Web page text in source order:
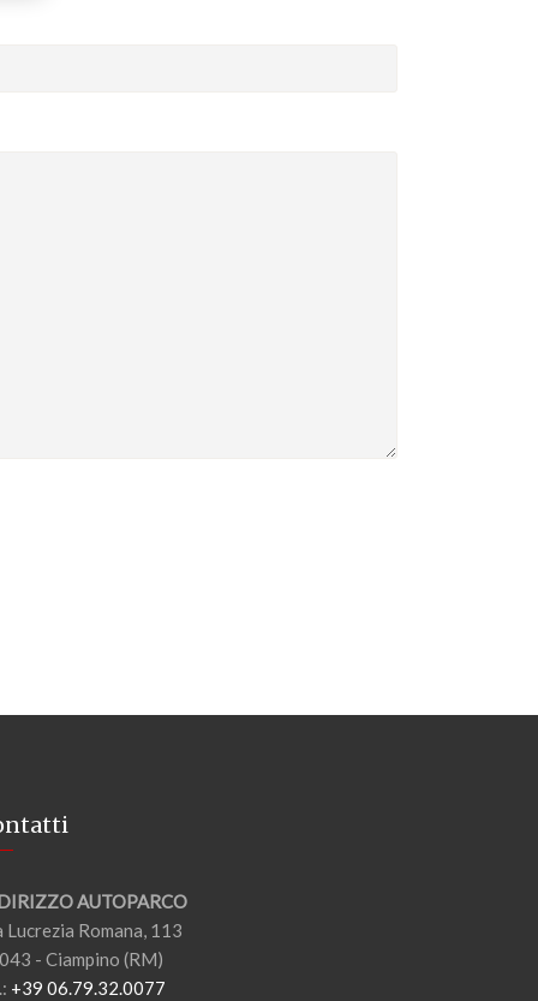
AUTOPARCO
Lucrezia Romana, 113
- Ciampino (RM)
+39 06.79.32.0077